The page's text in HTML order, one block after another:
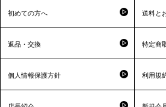
初めての方へ 送料と
返品・交換 特定商
個人情報保護方針 利用規